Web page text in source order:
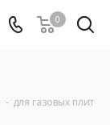
0
- для газовых плит